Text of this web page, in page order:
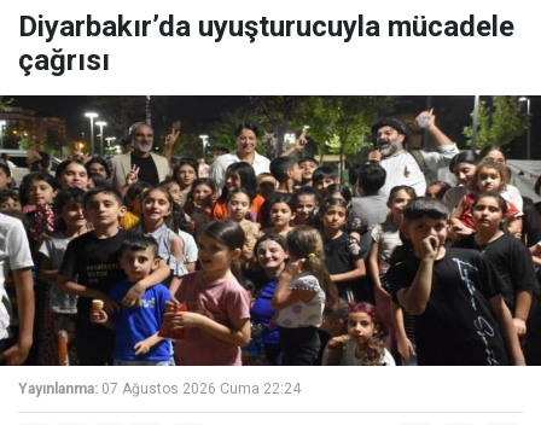
Diyarbakır’da uyuşturucuyla mücadele
çağrısı
Yayınlanma: 07 Ağustos 2026 Cuma 22:24